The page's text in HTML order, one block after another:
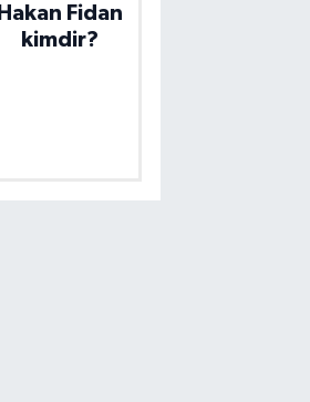
Hakan Fidan
kimdir?